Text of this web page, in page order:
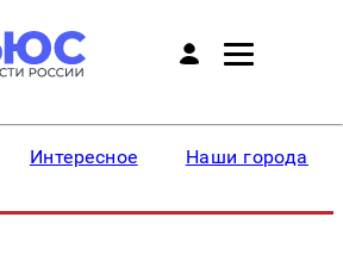
Интересное Наши города